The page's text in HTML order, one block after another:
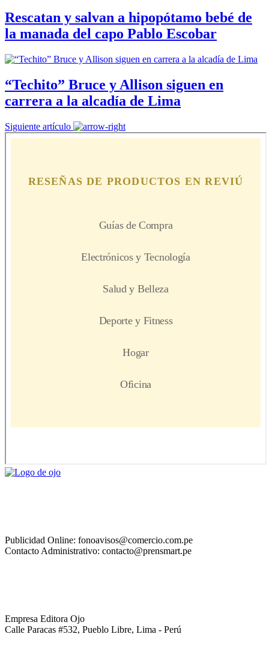
Rescatan y salvan a hipopótamo bebé de
la manada del capo Pablo Escobar
“Techito” Bruce y Allison siguen en
carrera a la alcadía de Lima
Siguiente artículo
Publicidad Online: fonoavisos@comercio.com.pe
Contacto Administrativo: contacto@prensmart.pe
Empresa Editora Ojo
Calle Paracas #532, Pueblo Libre, Lima - Perú